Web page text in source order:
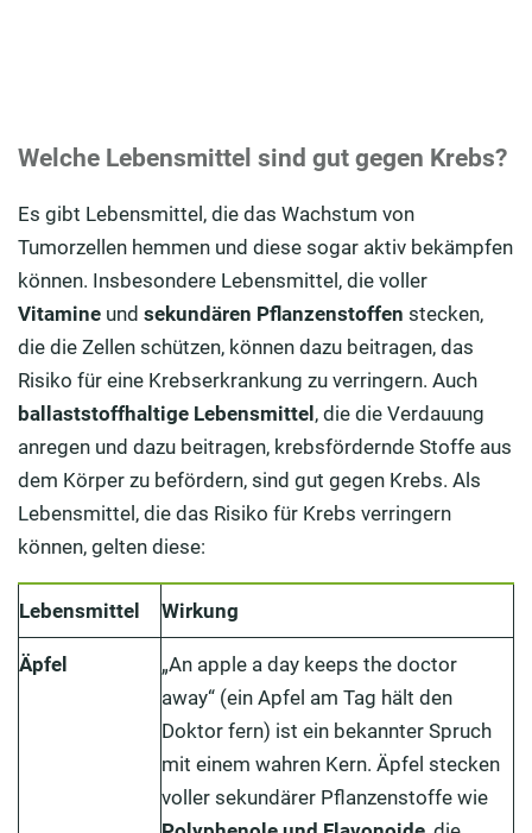
Welche Lebensmittel sind gut gegen Krebs?
Es gibt Lebensmittel, die das Wachstum von
Tumorzellen hemmen und diese sogar aktiv bekämpfen
können. Insbesondere Lebensmittel, die voller
Vitamine und sekundären Pflanzenstoffen stecken,
die die Zellen schützen, können dazu beitragen, das
Risiko für eine Krebserkrankung zu verringern. Auch
ballaststoffhaltige Lebensmittel , die die Verdauung
anregen und dazu beitragen, krebsfördernde Stoffe aus
dem Körper zu befördern, sind gut gegen Krebs. Als
Lebensmittel, die das Risiko für Krebs verringern
können, gelten diese:
Lebensmittel Wirkung
Äpfel
„An apple a day keeps the doctor
away“ (ein Apfel am Tag hält den
Doktor fern) ist ein bekannter Spruch
mit einem wahren Kern. Äpfel stecken
voller sekundärer Pflanzenstoffe wie